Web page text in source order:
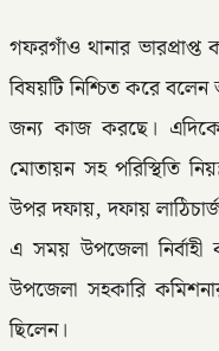
গফরগাঁও থানার
বিষয়টি নিশ্চিত করে বলেন
জন্য কাজ করছে।
মোতায়ন সহ পরিস্থিতি
উপর দফায়, দফায়
এ সময় উপজেলা
উপজেলা সহকারি
ছিলেন।